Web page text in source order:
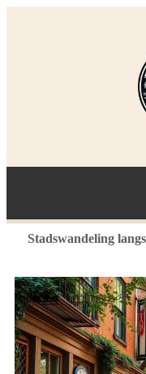
Stadswandeling